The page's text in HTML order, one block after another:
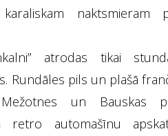
naktsmieram
atrodas tikai
Rundāles pils un plašā
un Bauskas
retro automašīnu